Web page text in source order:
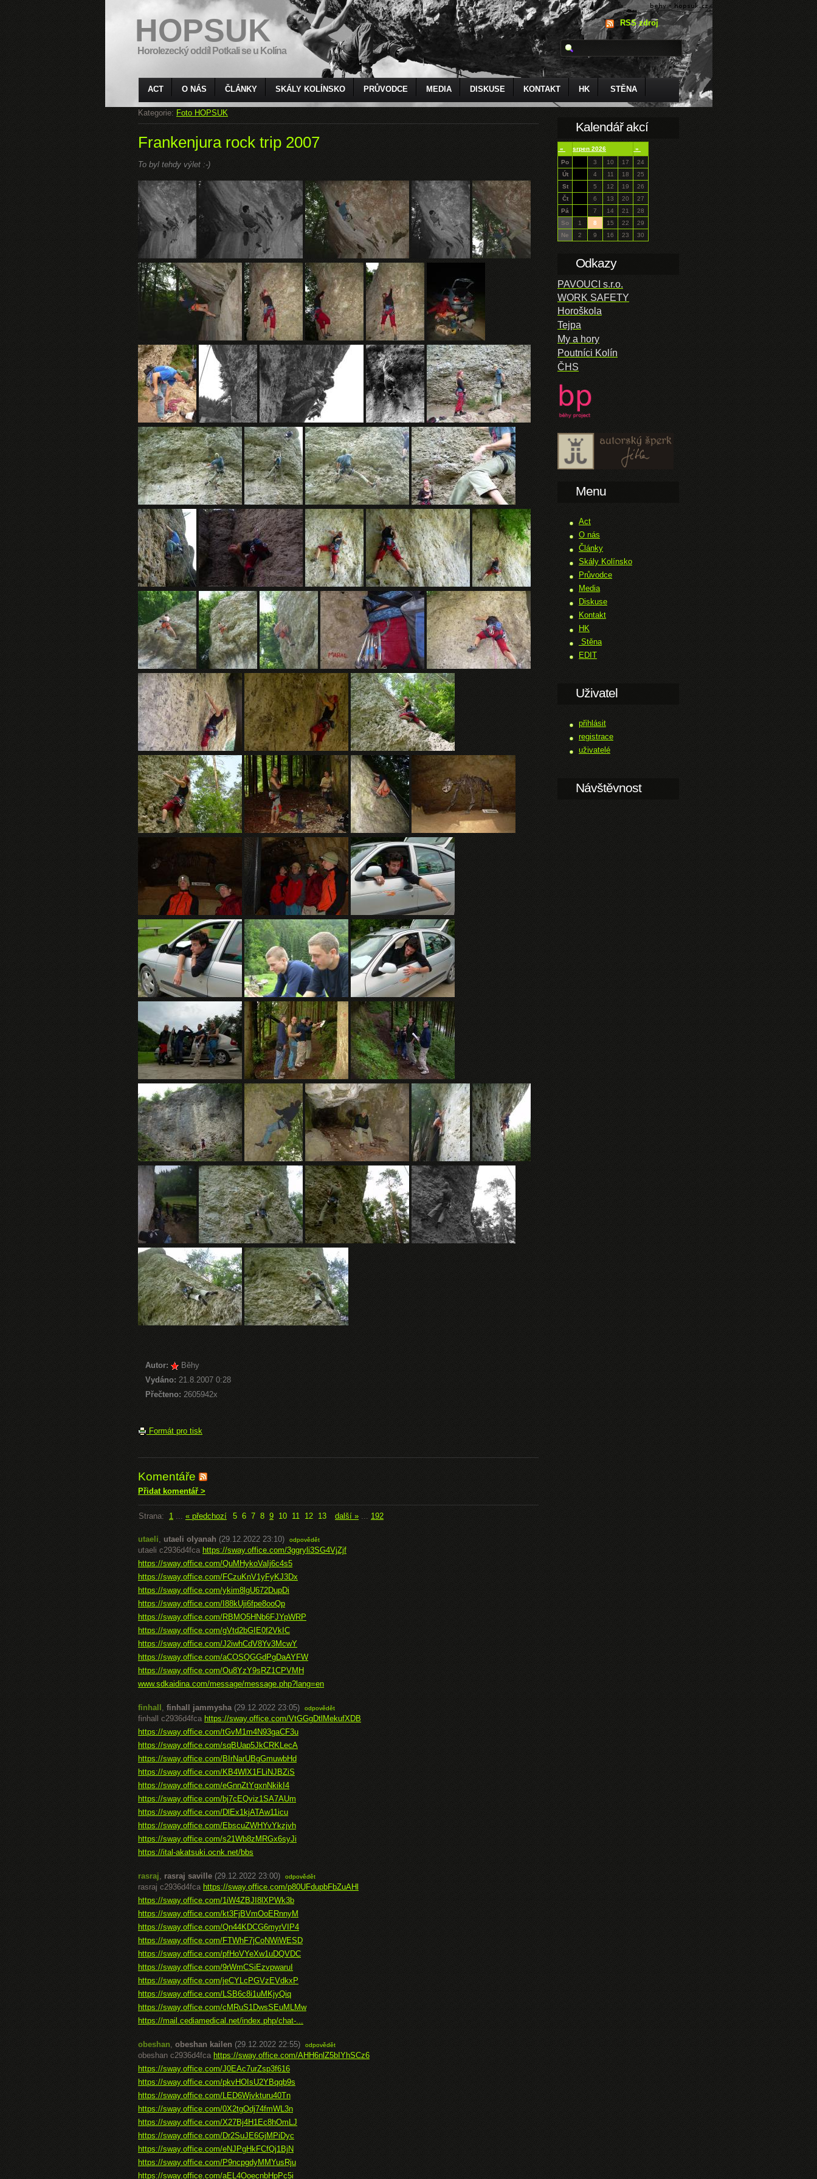
HOPSUK
Horolezecký oddíl Potkali se u Kolína
RSS zdroj
ACT O NÁS ČLÁNKY SKÁLY KOLÍNSKO PRŮVODCE MEDIA DISKUSE KONTAKT HK STĚNA
Kategorie: Foto HOPSUK
Frankenjura rock trip 2007
To byl tehdy výlet :-)
Autor:
Běhy
Vydáno: 21.8.2007 0:28
Přečteno: 2605942x
Formát pro tisk
Komentáře
Přidat komentář >
Strana: 1 ... « předchozí 5 6 7 8 9 10 11 12 13 další » ... 192
utaeli, utaeli olyanah (29.12.2022 23:10) odpovědět
utaeli c2936d4fca https://sway.office.com/3ggryli3SG4VjZjf
https://sway.office.com/QuMHykoVaIj6c4s5
https://sway.office.com/FCzuKnV1yFyKJ3Dx
https://sway.office.com/ykim8lgU672DupDi
https://sway.office.com/I88kUji6fpe8ooQp
https://sway.office.com/RBMO5HNb6FJYpWRP
https://sway.office.com/gVtd2bGIE0f2VkIC
https://sway.office.com/J2iwhCdV8Yv3McwY
https://sway.office.com/aCOSQGGdPgDaAYFW
https://sway.office.com/Ou8YzY9sRZ1CPVMH
www.sdkaidina.com/message/message.php?lang=en
finhall , finhall jammysha (29.12.2022 23:05) odpovědět
finhall c2936d4fca https://sway.office.com/VtGGgDtlMekufXDB
https://sway.office.com/tGvM1m4N93gaCF3u
https://sway.office.com/sqBUap5JkCRKLecA
https://sway.office.com/BIrNarUBgGmuwbHd
https://sway.office.com/KB4WlX1FLiNJBZiS
https://sway.office.com/eGnnZtYgxnNkikI4
https://sway.office.com/bj7cEQviz1SA7AUm
https://sway.office.com/DlEx1kjATAw11icu
https://sway.office.com/EbscuZWHYvYkzjvh
https://sway.office.com/s21Wb8zMRGx6syJi
https://ital-akatsuki.ocnk.net/bbs
rasraj, rasraj saville (29.12.2022 23:00) odpovědět
rasraj c2936d4fca https://sway.office.com/p80UFdupbFbZuAHl
https://sway.office.com/1iW4ZBJI8lXPWk3b
https://sway.office.com/kt3FjBVmOoERnnyM
https://sway.office.com/Qn44KDCG6myrVIP4
https://sway.office.com/FTWhF7jCoNWiWESD
https://sway.office.com/pfHoVYeXw1uDQVDC
https://sway.office.com/9rWmCSiEzvpwaruI
https://sway.office.com/jeCYLcPGVzEVdkxP
https://sway.office.com/LSB6c8i1uMKjyQiq
https://sway.office.com/cMRuS1DwsSEuMLMw
https://mail.cediamedical.net/index.php/chat-...
obeshan, obeshan kailen (29.12.2022 22:55) odpovědět
obeshan c2936d4fca https://sway.office.com/AHH6nlZ5bIYhSCz6
https://sway.office.com/J0EAc7urZsp3f616
https://sway.office.com/pkvHOIsU2YBqqb9s
https://sway.office.com/LED6Wjvkturu40Tn
https://sway.office.com/0X2tgOdj74fmWL3n
https://sway.office.com/X27Bj4H1Ec8hOmLJ
https://sway.office.com/Dr2SuJE6GjMPiDyc
https://sway.office.com/eNJPgHkFCfQj1BjN
https://sway.office.com/P9ncpgdyMMYusRju
https://sway.office.com/aEL4OoecnbHpPc5i
Kalendář akcí
« srpen 2026
»
Po
3 10 17
24
Út
4 11 18
25
St
5 12 19
26
Čt
6 13 20
27
Pá
7 14 21
28
So
1 8 15 22
29
Ne
2 9 16 23 30
Odkazy
PAVOUCI s.r.o.
WORK SAFETY
Horoškola
Tejpa
My a hory
Poutníci Kolín
ČHS
Menu
Act
O nás
Články
Skály Kolínsko
Průvodce
Media
Diskuse
Kontakt
HK
Stěna
EDIT
Uživatel
přihlásit
registrace
uživatelé
Návštěvnost